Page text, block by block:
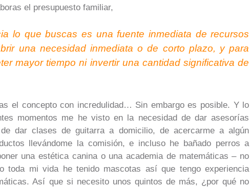
el presupuesto familiar,
lo que buscas es una fuente inmediata de recursos
una necesidad inmediata o de corto plazo, y para
mayor tiempo ni invertir una cantidad significativa de
el concepto con incredulidad… Sin embargo es posible. Y lo
momentos me he visto en la necesidad de dar asesorías
dar clases de guitarra a domicilio, de acercarme a algún
llevándome la comisión, e incluso he bañado perros a
una estética canina o una academia de matemáticas – no
toda mi vida he tenido mascotas así que tengo experiencia
Así que si necesito unos quintos de más, ¿por qué no